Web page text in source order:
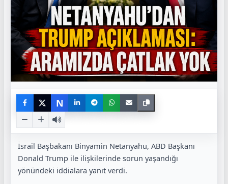
N
İsrail Başbakanı Binyamin Netanyahu, ABD Başkanı
Donald Trump ile ilişkilerinde sorun yaşandığı
yönündeki iddialara yanıt verdi.